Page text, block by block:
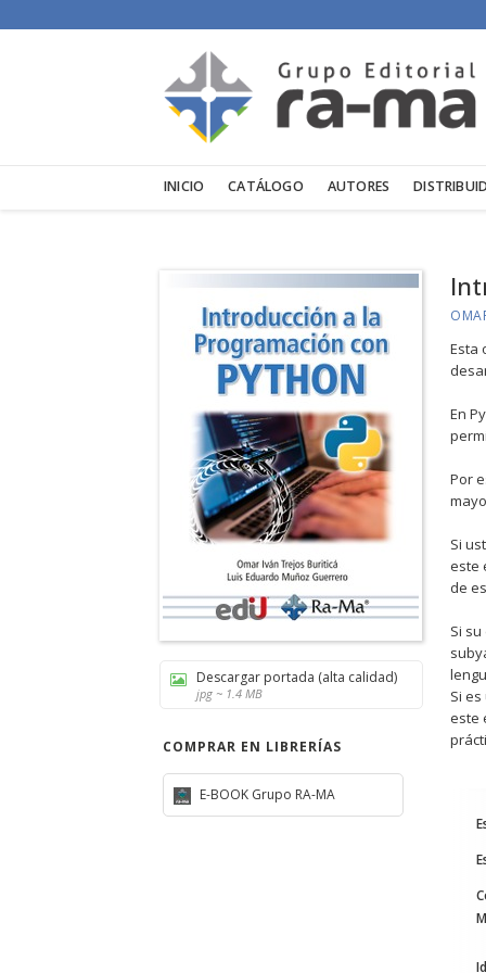
INICIO CATÁLOGO AUTORES
Descargar portada (alta calidad)
jpg ~ 1.4 MB
COMPRAR EN LIBRERÍAS
E-BOOK Grupo RA-MA
Esta
En
Por
Si
este
de
Si
Si
este